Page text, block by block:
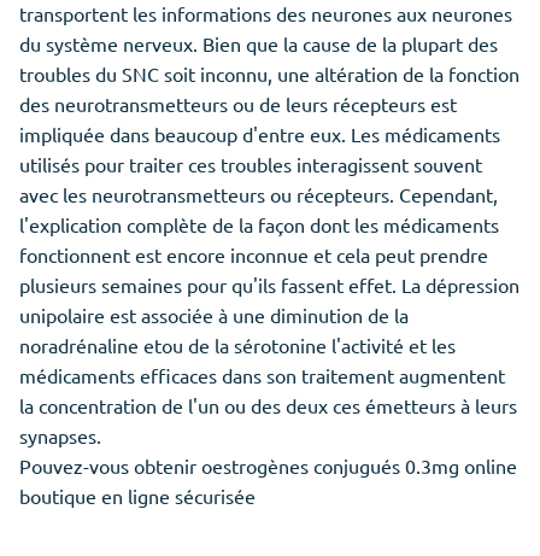
transportent les informations des neurones aux neurones
du système nerveux. Bien que la cause de la plupart des
troubles du SNC soit inconnu, une altération de la fonction
des neurotransmetteurs ou de leurs récepteurs est
impliquée dans beaucoup d'entre eux. Les médicaments
utilisés pour traiter ces troubles interagissent souvent
avec les neurotransmetteurs ou récepteurs. Cependant,
l'explication complète de la façon dont les médicaments
fonctionnent est encore inconnue et cela peut prendre
plusieurs semaines pour qu'ils fassent effet. La dépression
unipolaire est associée à une diminution de la
noradrénaline etou de la sérotonine l'activité et les
médicaments efficaces dans son traitement augmentent
la concentration de l'un ou des deux ces émetteurs à leurs
synapses.
Pouvez-vous obtenir oestrogènes conjugués 0.3mg online
boutique en ligne sécurisée